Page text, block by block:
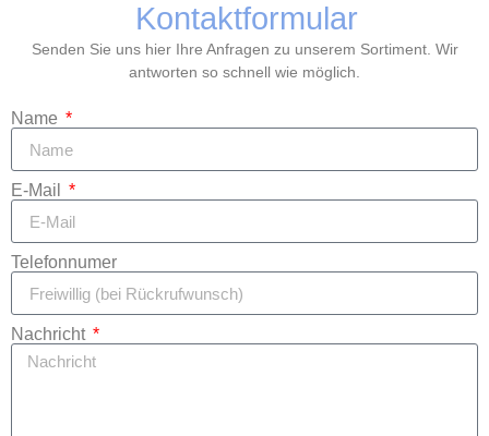
Kontaktformular
Senden Sie uns hier Ihre Anfragen zu unserem Sortiment. Wir
antworten so schnell wie möglich.
Name
E-Mail
Telefonnumer
Nachricht